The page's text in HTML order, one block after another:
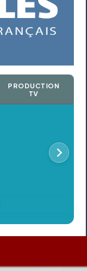
PRODUCTION
TV
En